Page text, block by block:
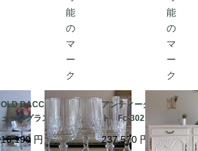
OLD BACCARAT リキ
ュールグラス Fc-305
0E
16,190 円
アンティークチェス
ト Fc-3021A
237,570 円